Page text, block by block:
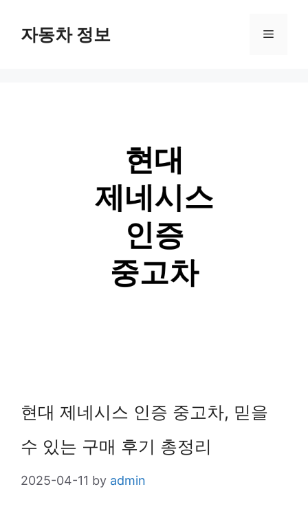
자동차 정보 Menu
현대 제네시스 인증 중고차, 믿을
수 있는 구매 후기 총정리
2025-04-11 by admin